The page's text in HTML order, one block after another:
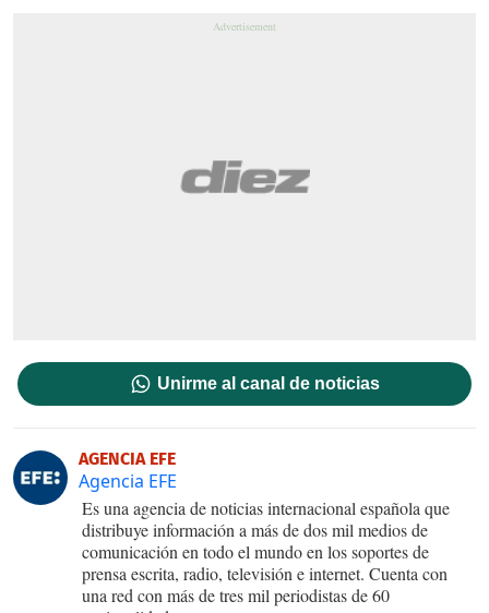
Unirme al canal de noticias
AGENCIA EFE
Agencia EFE
Es una agencia de noticias internacional española que
distribuye información a más de dos mil medios de
comunicación en todo el mundo en los soportes de
prensa escrita, radio, televisión e internet. Cuenta con
una red con más de tres mil periodistas de 60